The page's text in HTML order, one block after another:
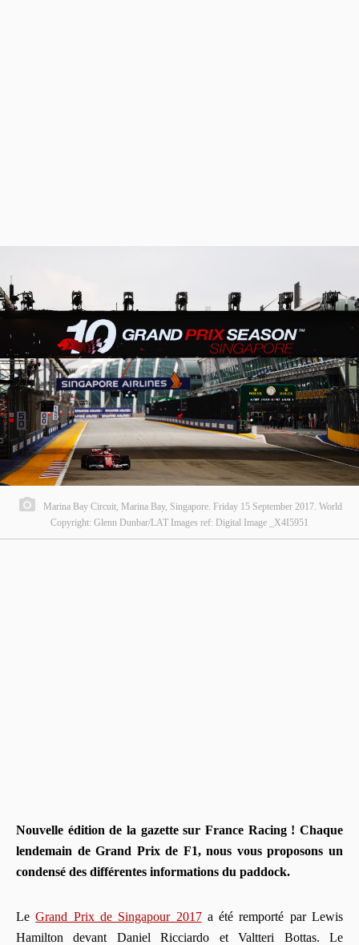
Marina Bay Circuit, Marina Bay, Singapore. Friday 15 September 2017. World
Copyright: Glenn Dunbar/LAT Images ref: Digital Image _X4I5951
Nouvelle édition de la gazette sur France Racing ! Chaque
lendemain de Grand Prix de F1, nous vous proposons un
condensé des différentes informations du paddock.
LeGrand Prix de Singapour 2017a été remporté par Lewis
Hamilton devant Daniel Ricciardo et Valtteri Bottas. Le